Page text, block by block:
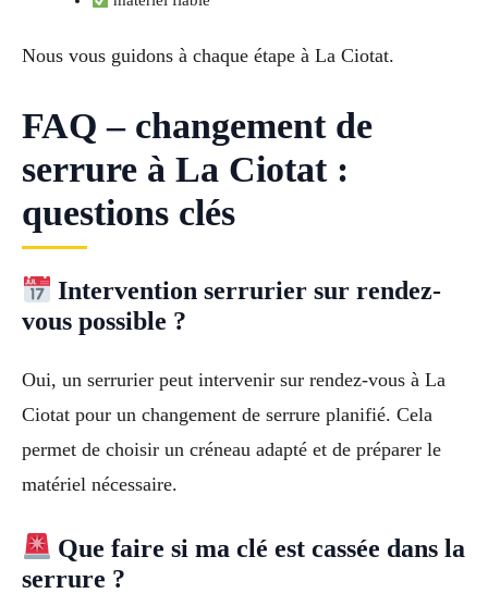
Nous vous guidons à chaque étape à La Ciotat.
FAQ – changement de
serrure à La Ciotat :
questions clés
Intervention serrurier sur rendez-
vous possible ?
Oui, un serrurier peut intervenir sur rendez-vous à La
Ciotat pour un changement de serrure planifié. Cela
permet de choisir un créneau adapté et de préparer le
matériel nécessaire.
Que faire si ma clé est cassée dans la
serrure ?